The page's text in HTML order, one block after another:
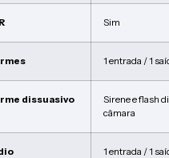
Sim
1 entrada / 1
dissuasivo
Sirene e flash
câmara
1 entrada / 1